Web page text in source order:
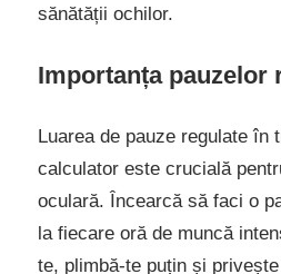
sănătății ochilor.
Importanța pauzelor
Luarea de pauze regulate în
calculator este crucială
oculară. Încearcă să faci o
la fiecare oră de muncă
te, plimbă-te puțin și